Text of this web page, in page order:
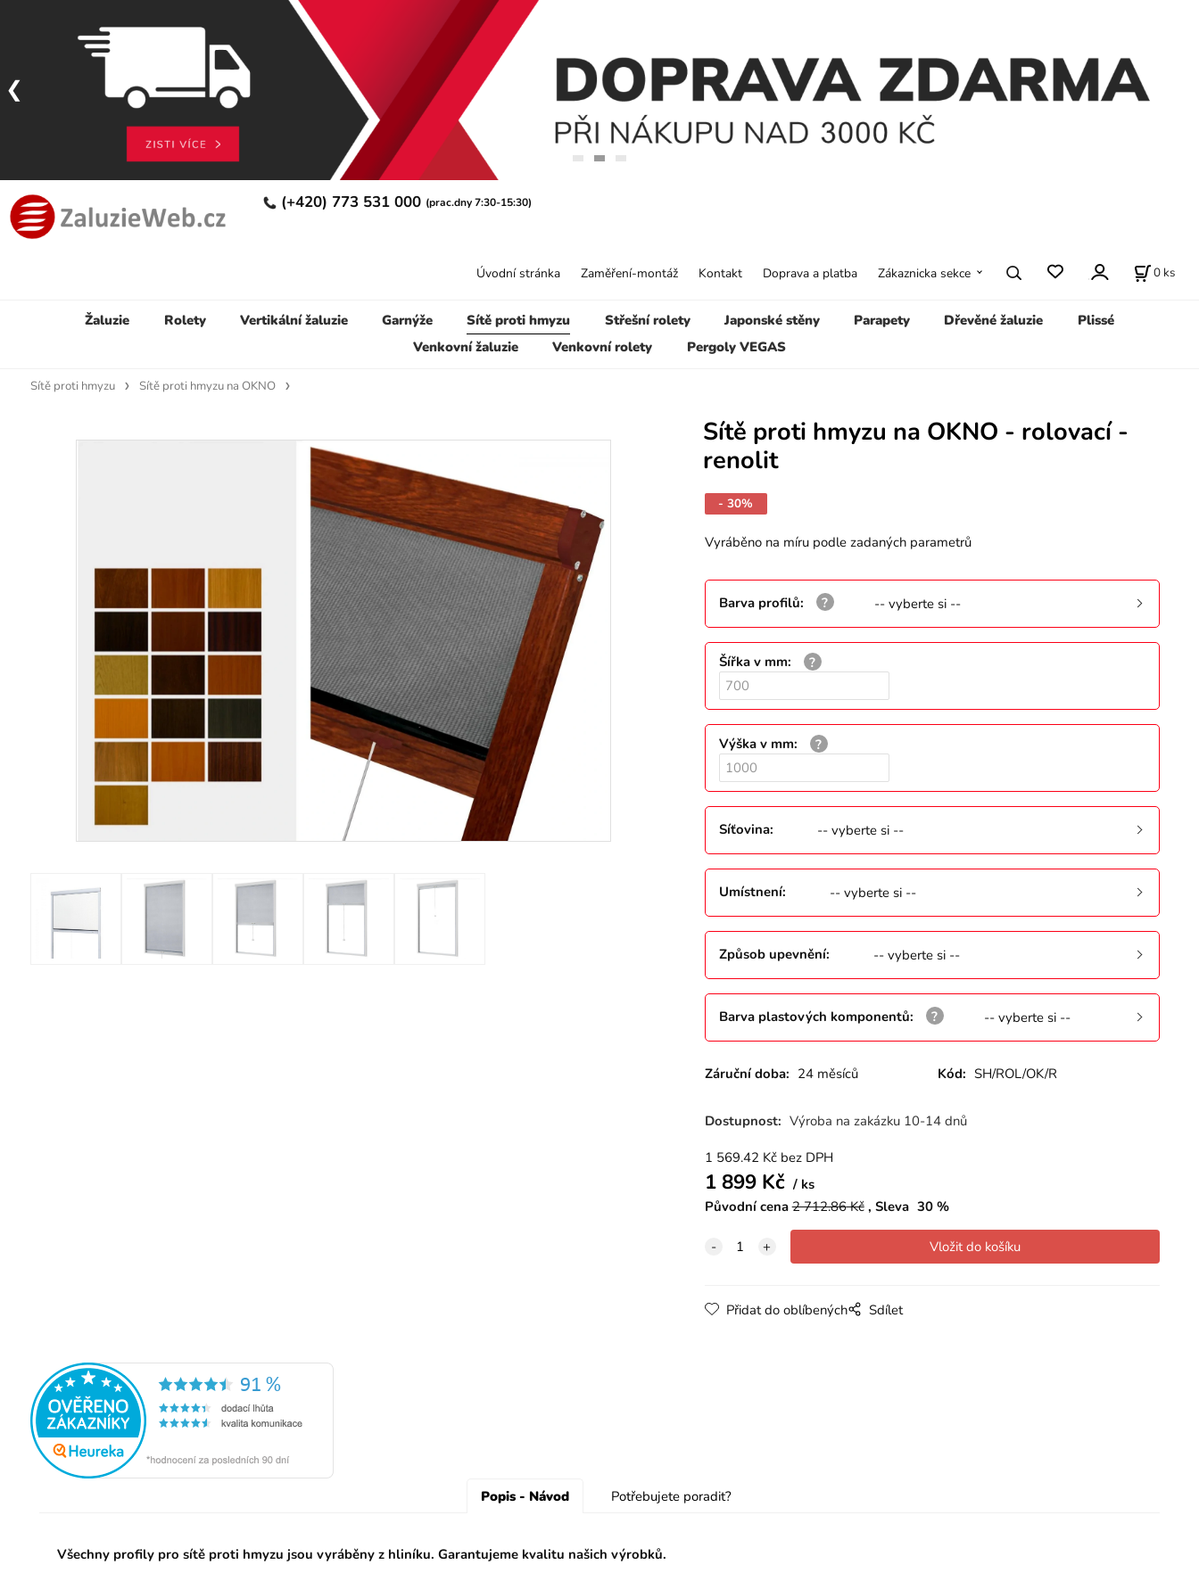
(+420) 773 531 000 (prac.dny 7:30-15:30)
Žaluzie Rolety Vertikální žaluzie Garnýže Sítě proti hmyzu Střešní rolety Japonské stěny Parapety Dřevěné žaluzie
Plissé
Venkovní žaluzie
Venkovní rolety Pergoly VEGAS
Úvodní stránka Zaměření-montáž Kontakt Doprava a platba Zákaznicka sekce 0 ks
Sítě proti hmyzu Sítě proti hmyzu na OKNO
Sítě proti hmyzu na OKNO - rolovací -
renolit
- 30%
Vyráběno na míru podle zadaných parametrů
Barva profilů: -- vyberte si --
Šířka v mm:
Výška v mm:
Síťovina: -- vyberte si --
Umístnení: -- vyberte si --
Způsob upevnění: -- vyberte si --
Barva plastových komponentů: -- vyberte si --
Záruční doba: 24 měsíců Kód: SH/ROL/OK/R
Dostupnost: Výroba na zakázku 10-14 dnů
1 569.42 Kč bez DPH
1 899Kč
ks
Původní cena 2 712.86Kč Sleva 30%
Přidat do oblíbených Sdílet
Popis - Návod Potřebujete poradit?
Všechny profily pro sítě proti hmyzu jsou vyráběny z hliníku. Garantujeme kvalitu našich výrobků.